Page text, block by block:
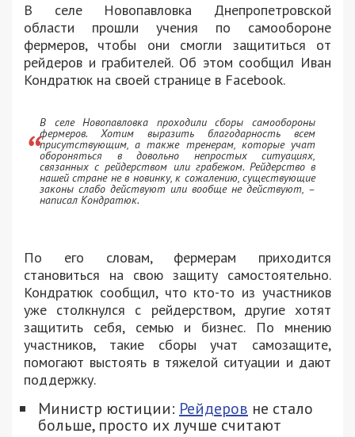
В селе Новопавловка Днепропетровской
области прошли учения по самообороне
фермеров, чтобы они смогли защититься от
рейдеров и грабителей. Об этом сообщил Иван
Кондратюк на своей странице в Facebook.
В селе Новопавловка проходили сборы самообороны
фермеров. Хотим выразить благодарность всем
присутствующим, а также тренерам, которые учат
обороняться в довольно непростых ситуациях,
связанных с рейдерством или грабежом. Рейдерство в
нашей стране не в новинку, к сожалению, существующие
законы слабо действуют или вообще не действуют, –
написал Кондратюк.
По его словам, фермерам приходится
становиться на свою защиту самостоятельно.
Кондратюк сообщил, что кто-то из участников
уже столкнулся с рейдерством, другие хотят
защитить себя, семью и бизнес. По мнению
участников, такие сборы учат самозащите,
помогают выстоять в тяжелой ситуации и дают
поддержку.
Министр юстиции: Рейдеров не стало
больше, просто их лучше считают